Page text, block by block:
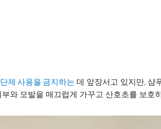
제 사용을 금지하는 데 앞장서고 있지만, 샴
와 모발을 매끄럽게 가꾸고 산호초를 보호